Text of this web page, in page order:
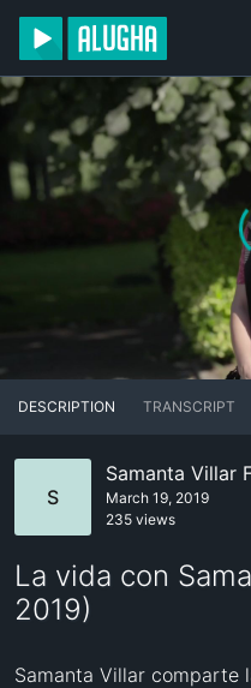
DESCRIPTION TRANSCRIPT
S
Samanta Villar
March 19, 2019
235 views
La vida con
2019)
Samanta Villar comparte